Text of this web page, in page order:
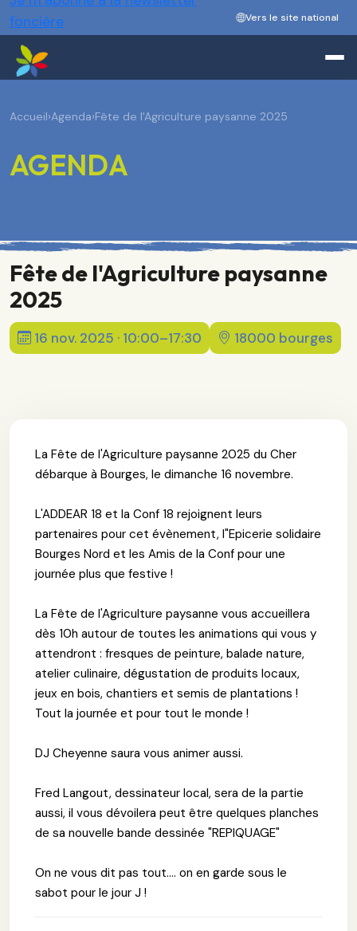
foncière
Vers le site national
Accueil›Agenda›Fête de l'Agriculture paysanne 2025
AGENDA
Fête de l'Agriculture paysanne
2025
16 nov. 2025 · 10:00–17:30 18000 bourges
La Fête de l'Agriculture paysanne 2025 du Cher
débarque à Bourges, le dimanche 16 novembre.
L'ADDEAR 18 et la Conf 18 rejoignent leurs
partenaires pour cet évènement, l"Epicerie solidaire
Bourges Nord et les Amis de la Conf pour une
journée plus que festive !
La Fête de l'Agriculture paysanne vous accueillera
dès 10h autour de toutes les animations qui vous y
attendront : fresques de peinture, balade nature,
atelier culinaire, dégustation de produits locaux,
jeux en bois, chantiers et semis de plantations !
Tout la journée et pour tout le monde !
DJ Cheyenne saura vous animer aussi.
Fred Langout, dessinateur local, sera de la partie
aussi, il vous dévoilera peut être quelques planches
de sa nouvelle bande dessinée "REPIQUAGE"
On ne vous dit pas tout.... on en garde sous le
sabot pour le jour J !